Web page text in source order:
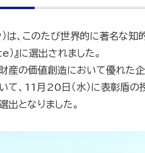
ン）は、このたび世界的に著
に選出されました。
財産の価値創造において優れ
、11月20日（水）に表彰盾の
出となりました。